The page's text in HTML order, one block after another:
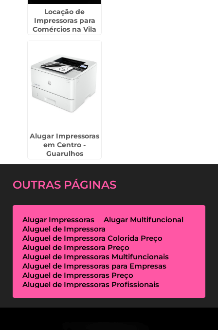
Locação de
Impressoras para
Comércios na Vila
Alugar Impressoras
em Centro -
Guarulhos
OUTRAS PÁGINAS
Alugar Impressoras
Alugar Multifuncional
Aluguel de Impressora
Aluguel de Impressora Colorida Preço
Aluguel de Impressora Preço
Aluguel de Impressoras Multifuncionais
Aluguel de Impressoras para Empresas
Aluguel de Impressoras Preço
Aluguel de Impressoras Profissionais